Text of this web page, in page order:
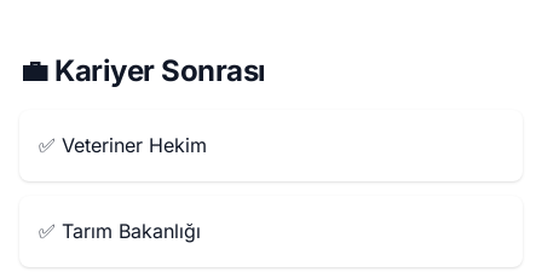
💼 Kariyer Sonrası
✅ Veteriner Hekim
✅ Tarım Bakanlığı